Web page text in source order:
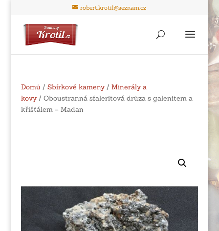
robert.krotil@seznam.cz
Domů / Sbírkové kameny/ Minerály a
kovy/ Oboustranná sfaleritová drůza s galenitem a
křišťálem – Madan